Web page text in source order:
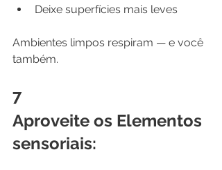
Deixe superfícies mais leves
Ambientes limpos respiram — e você
também.
7
Aproveite os Elementos
sensoriais: